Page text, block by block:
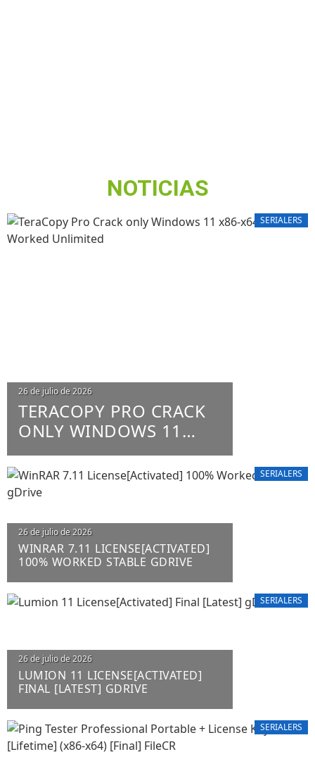
NOTICIAS
SERIALERS
26 de julio de 2026
TERACOPY PRO CRACK
ONLY WINDOWS 11
X86-X64 100% WORKED
UNLIMITED
SERIALERS
26 de julio de 2026
WINRAR 7.11 LICENSE[ACTIVATED]
100% WORKED STABLE GDRIVE
SERIALERS
26 de julio de 2026
LUMION 11 LICENSE[ACTIVATED]
FINAL [LATEST] GDRIVE
SERIALERS